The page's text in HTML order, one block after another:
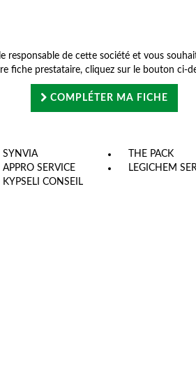
responsable de cette société et vous
fiche prestataire, cliquez sur le bouton ci-
COMPLÉTER MA FICHE
SYNVIA THE PACK
APPRO SERVICE LEGICHEM
KYPSELI CONSEIL